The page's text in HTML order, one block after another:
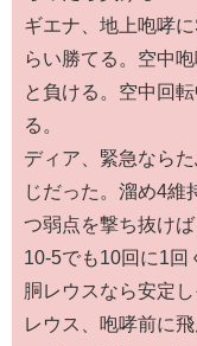
ギエナ、地上咆哮
らい勝てる。空中
と負ける。空中回
る。
ディア、緊急なら
じだった。溜め4維
つ弱点を撃ち抜けば
10-5でも10回に1回
胴レウスなら安定し
レウス、咆哮前に